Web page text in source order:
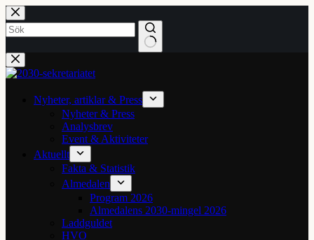
Hoppa
till
innehåll
Inga
resultat
Nyheter, artiklar & Press
Nyheter & Press
Analysbrev
Event & Aktiviteter
Aktuellt
Fakta & Statistik
Almedalen
Program 2026
Almedalens 2030-mingel 2026
Laddguldet
HVO